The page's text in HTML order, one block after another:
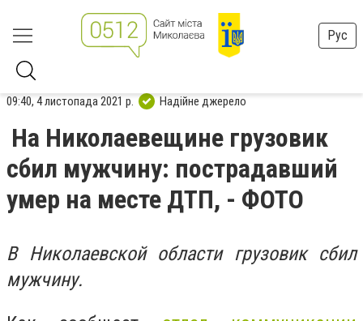
Рус
09:40, 4 листопада 2021 р. Надійне джерело
На Николаевещине грузовик
сбил мужчину: пострадавший
умер на месте ДТП, - ФОТО
В Николаевской области грузовик сбил
мужчину.